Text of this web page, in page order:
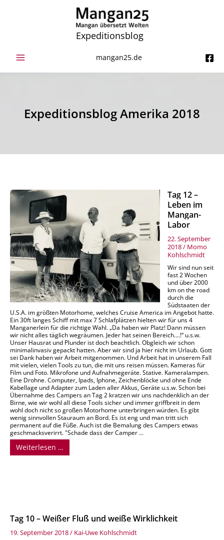
Expeditionsblog
mangan25.de
Expeditionsblog Amerika 2018
Tag 12 –
Leben im
Mangan-
Labor
22. September
2018/ Momo
Kohlschmidt
Wir sind nun seit
fast 2 Wochen
und über 2000
km on the road
durch die
Südstaaten der
U.S.A. im größten Motorhome, welches Cruise America im Angebot hatte.
Ein 30ft langes Schiff mit max 7 Schlafplätzen hielten wir für uns 4
Manganerlein für die richtige Wahl. „Da haben wir Platz! Dann müssen
wir nicht alles täglich wegräumen. Jeder hat seinen Bereich....!“ u.s.w.
Unser Hausrat und Plunder ist doch beachtlich. Obgleich wir schon
minimalinvasiv gepackt hatten. Aber wir sind ja hier nicht im Urlaub. Gott
sei Dank haben wir Arbeit mitgenommen. Und Arbeit hat in unserem Fall
mit vielen, vielen Tools zu tun, die mit uns reisen müssen. Kameras für
Film und Foto. Mikrofone und Aufnahmegeräte. Stative. Kameralampen.
Eine Drohne. Computer, Ipads, Iphone, Zeichenblöcke und ohne Ende
Kabellage und Adapter zum Laden aller Akkus, Geräte u.s.w. Schon bei
Übernahme des Campers an Tag 2 kratzen wir uns nachdenklich an der
Birne, wie wir wohl all diese Tools sicher und immer griffbreit in dem
wohl doch nicht so großen Motorhome unterbringen würden. Es gibt
wenig sinnvollen Stauraum an Bord. Es ist eng und man tritt sich
permanent auf die Füße. Auch ist die Bemalung des Campers etwas
geschmacksverirrt. "Schade dass der Camper ...
Weiterlesen …
Tag 10 – Weißer Fluß und weiße Wirklichkeit
19. September 2018/ Kai-Uwe Kohlschmidt